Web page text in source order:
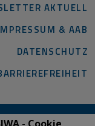
AKTUELL
& AAB
DATENSCHUTZ